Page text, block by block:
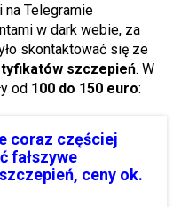
na Telegramie
w dark webie, za
skontaktować się ze
szczepień. W
od 100 do 150 euro:
coraz częściej
fałszywe
ceny ok.